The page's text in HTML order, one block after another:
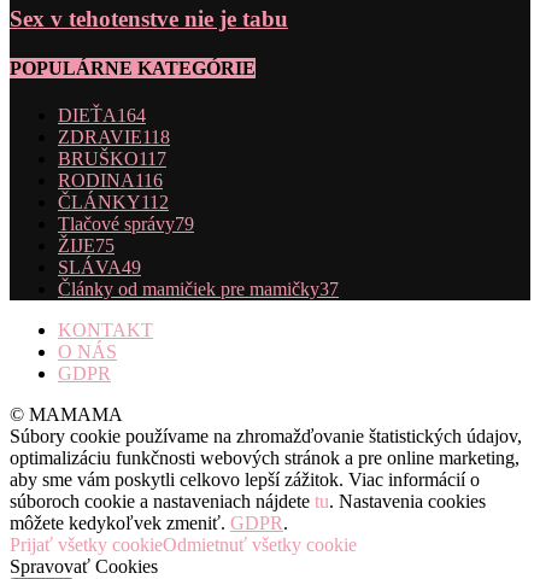
Sex v tehotenstve nie je tabu
POPULÁRNE KATEGÓRIE
DIEŤA164
ZDRAVIE118
BRUŠKO117
RODINA116
ČLÁNKY112
Tlačové správy79
ŽIJE75
SLÁVA49
Články od mamičiek pre mamičky37
KONTAKT
O NÁS
GDPR
© MAMAMA
Súbory cookie používame na zhromažďovanie štatistických údajov,
optimalizáciu funkčnosti webových stránok a pre online marketing,
aby sme vám poskytli celkovo lepší zážitok. Viac informácií o
súboroch cookie a nastaveniach nájdete tu. Nastavenia cookies
môžete kedykoľvek zmeniť. GDPR.
Prijať všetky cookieOdmietnuť všetky cookie
Spravovať Cookies